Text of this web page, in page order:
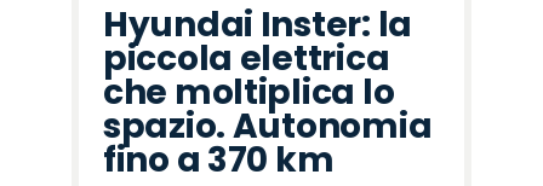
Hyundai Inster: la
piccola elettrica
che moltiplica lo
spazio. Autonomia
fino a 370 km